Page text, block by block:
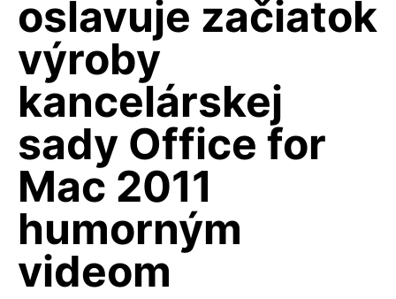
oslavuje začiatok
výroby
kancelárskej
sady Office for
Mac 2011
humorným
videom